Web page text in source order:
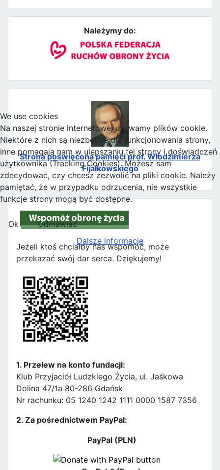
Należymy do:
Strona poświęcona pamięci prof. Włodzimierza
Fijałkowskiego
Jeżeli ktoś chciałby nas wspomóc, może
przekazać swój dar serca. Dziękujemy!
1. Przelew na konto fundacji:
Klub Przyjaciół Ludzkiego Życia, ul. Jaśkowa
Dolina 47/1a 80-286 Gdańsk
Nr rachunku: 05 1240 1242 1111 0000 1587 7356
2. Za pośrednictwem PayPal:
PayPal (PLN)
We use cookies
Na naszej stronie internetowej używamy plików cookie.
Niektóre z nich są niezbędne dla funkcjonowania strony,
inne pomagają nam w ulepszaniu tej strony i doświadczeń
użytkownika (Tracking Cookies). Możesz sam
zdecydować, czy chcesz zezwolić na pliki cookie. Należy
pamiętać, że w przypadku odrzucenia, nie wszystkie
funkcje strony mogą być dostępne.
Ok
Odmawiać
Dalsze informacje